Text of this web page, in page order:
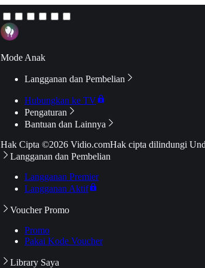
Mode Anak
Langganan dan Pembelian
Hubungkan ke TV
Pengaturan
Bantuan dan Lainnya
Hak Cipta ©2026 Vidio.comHak cipta dilindungi
Langganan dan Pembelian
Langganan Premier
Langganan Aktif
Voucher Promo
Promo
Pakai Kode Voucher
Library Saya